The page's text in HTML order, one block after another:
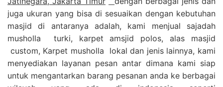
juga ukuran yang bisa di sesuaikan dengan kebutuhan
masjid di antaranya adalah, kami menjual sajadah
musholla turki, karpet amsjid polos, alas masjid
custom, Karpet musholla lokal dan jenis lainnya, kami
menyediakan layanan pesan antar dimana kami siap
untuk mengantarkan barang pesanan anda ke berbagai